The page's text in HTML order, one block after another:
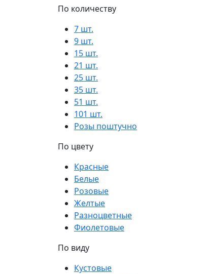
По количеству
7 шт.
9 шт.
15 шт.
21 шт.
25 шт.
35 шт.
51 шт.
101 шт.
Розы поштучно
По цвету
Красные
Белые
Розовые
Желтые
Разноцветные
Фиолетовые
По виду
Кустовые